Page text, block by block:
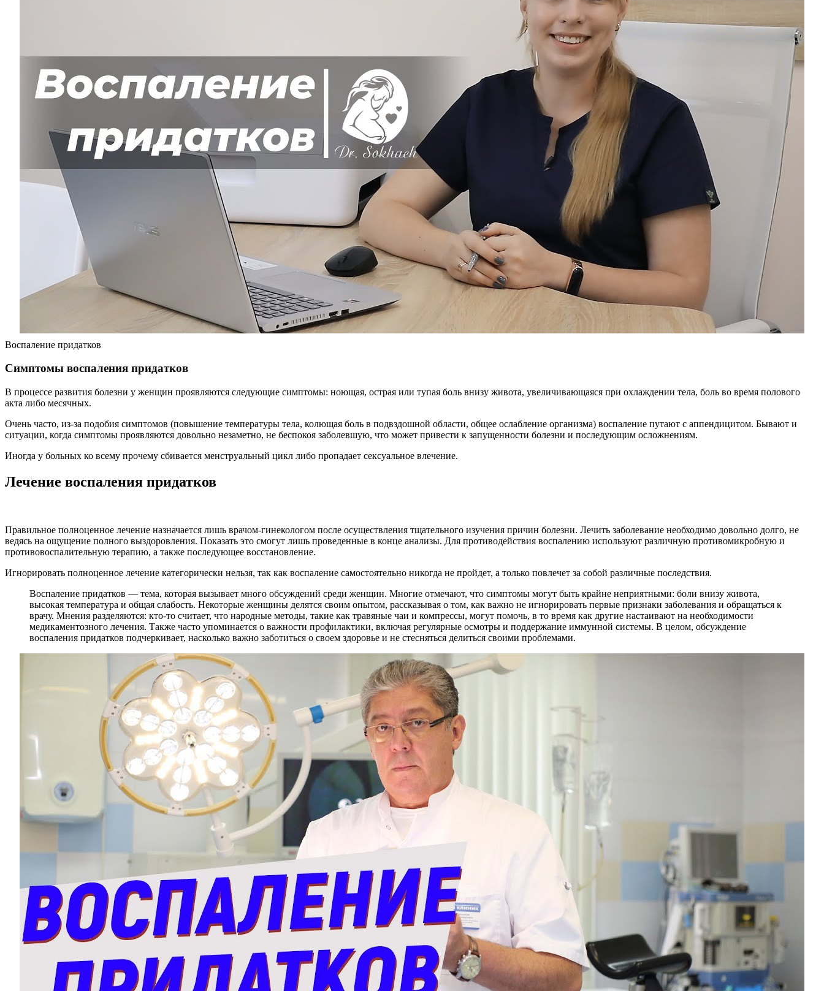
Воспаление придатков
Симптомы воспаления придатков
В процессе развития болезни у женщин проявляются следующие симптомы: ноющая, острая или тупая боль внизу живота, увеличивающаяся при охлаждении тела, боль во время полового
акта либо месячных.
Очень часто, из-за подобия симптомов (повышение температуры тела, колющая боль в подвздошной области, общее ослабление организма) воспаление путают с аппендицитом. Бывают и
ситуации, когда симптомы проявляются довольно незаметно, не беспокоя заболевшую, что может привести к запущенности болезни и последующим осложнениям.
Иногда у больных ко всему прочему сбивается менструальный цикл либо пропадает сексуальное влечение.
Лечение воспаления придатков
Правильное полноценное лечение назначается лишь врачом-гинекологом после осуществления тщательного изучения причин болезни. Лечить заболевание необходимо довольно долго, не
ведясь на ощущение полного выздоровления. Показать это смогут лишь проведенные в конце анализы. Для противодействия воспалению используют различную противомикробную и
противовоспалительную терапию, а также последующее восстановление.
Игнорировать полноценное лечение категорически нельзя, так как воспаление самостоятельно никогда не пройдет, а только повлечет за собой различные последствия.
Воспаление придатков — тема, которая вызывает много обсуждений среди женщин. Многие отмечают, что симптомы могут быть крайне неприятными: боли внизу живота,
высокая температура и общая слабость. Некоторые женщины делятся своим опытом, рассказывая о том, как важно не игнорировать первые признаки заболевания и обращаться к
врачу. Мнения разделяются: кто-то считает, что народные методы, такие как травяные чаи и компрессы, могут помочь, в то время как другие настаивают на необходимости
медикаментозного лечения. Также часто упоминается о важности профилактики, включая регулярные осмотры и поддержание иммунной системы. В целом, обсуждение
воспаления придатков подчеркивает, насколько важно заботиться о своем здоровье и не стесняться делиться своими проблемами.